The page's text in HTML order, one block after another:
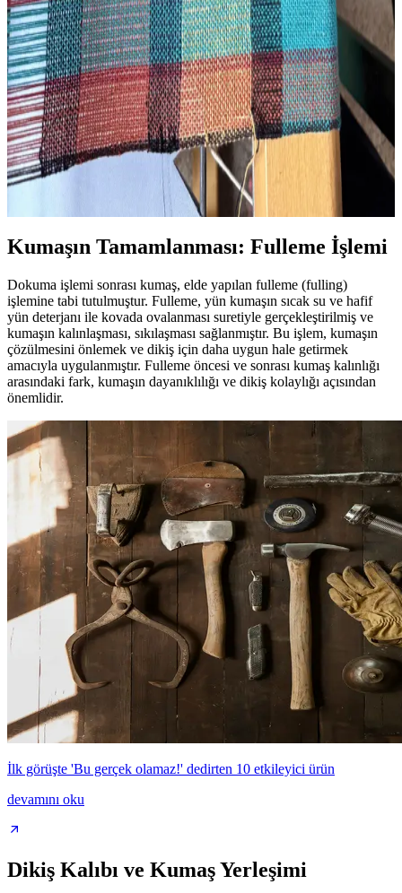
Atkı Deneyimi
3D yazıcı kullanılarak kişisel dokuma tezgahları ekonomik ve
modifiye edilebilir şekilde üretiliyor. İlk atkı deneyimi teknik
detaylar ve iplik gerilimi sorunlarıyla birlikte paylaşılıyor.
Dokuma Tezgahı Kurulumunun Zorlukları ve
Öğrenme Süreci: Teknik ve Pratik Yaklaşımlar
Dokuma tezgahı kurulumu, ipliklerin doğru yerleştirilmesi ve tezgah
ayarları gibi teknik zorluklar içerir. Sabır ve pratikle öğrenilen bu
süreç, dokuma sanatının temelini oluşturur.
Kumaşın Tamamlanması: Fulleme İşlemi
Dokuma işlemi sonrası kumaş, elde yapılan fulleme (fulling)
işlemine tabi tutulmuştur. Fulleme, yün kumaşın sıcak su ve hafif
yün deterjanı ile kovada ovalanması suretiyle gerçekleştirilmiş ve
kumaşın kalınlaşması, sıkılaşması sağlanmıştır. Bu işlem, kumaşın
çözülmesini önlemek ve dikiş için daha uygun hale getirmek
amacıyla uygulanmıştır. Fulleme öncesi ve sonrası kumaş kalınlığı
arasındaki fark, kumaşın dayanıklılığı ve dikiş kolaylığı açısından
önemlidir.
İlk görüşte 'Bu gerçek olamaz!' dedirten 10 etkileyici ürün
devamını oku
Dikiş Kalıbı ve Kumaş Yerleşimi